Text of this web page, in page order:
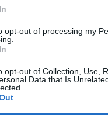
opt-out of processing my
opt-out of Collection, Use,
Data that Is
Aukštaitijos